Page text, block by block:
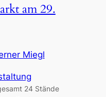
am 29.
Miegl
24 Stände